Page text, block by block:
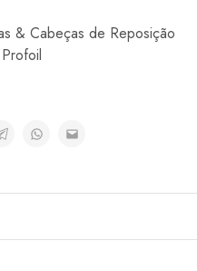
& Cabeças de Reposição
Profoil